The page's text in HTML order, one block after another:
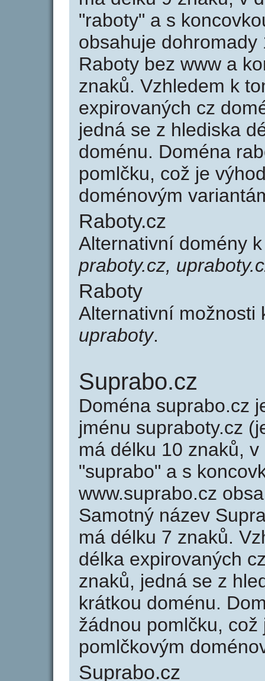
"raboty" a s
obsahuje
Raboty bez www a
znaků. Vzhledem k
expirovaných cz
jedná se z hlediska
doménu. Doména
pomlčku, což je
doménovým
Raboty.cz
Alternativní domény
praboty.cz,
Raboty
Alternativní
upraboty.
Suprabo.cz
Doména suprabo.cz
jménu supraboty.cz
má délku 10 znaků,
"suprabo" a s
www.suprabo.cz
Samotný název
má délku 7 znaků.
délka expirovaných
znaků, jedná se z
krátkou doménu.
žádnou pomlčku,
pomlčkovým
Suprabo.cz